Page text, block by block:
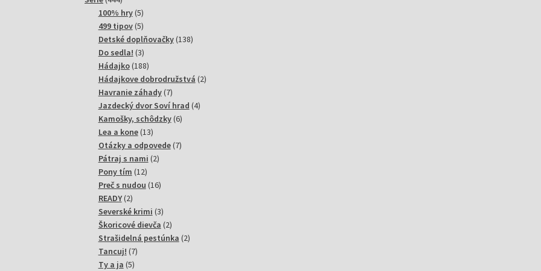
produktov
100% hry 55
produktov
499 tipov 55
produktov
Detské doplňovačky 138138
Do sedla! 33
produkty
Hádajko 188188
produktov
Hádajkove dobrodružstvá 22
Havranie záhady 77
produktov
Jazdecký dvor Soví hrad 44
Kamošky, schôdzky 66
Lea a kone 1313
produktov
Otázky a odpovede 77
Pátraj s nami 22
Pony tím 1212
produktov
Preč s nudou 1616
READY 22
produkty
Severské krimi 33
produkty
Škoricové dievča 22
produkty
Strašidelná pestúnka 22
Tancuj! 77
Ty a ja 55